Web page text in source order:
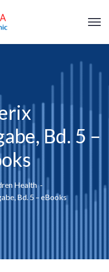
Bd. 5 –
Health
Bd. 5 – eBooks